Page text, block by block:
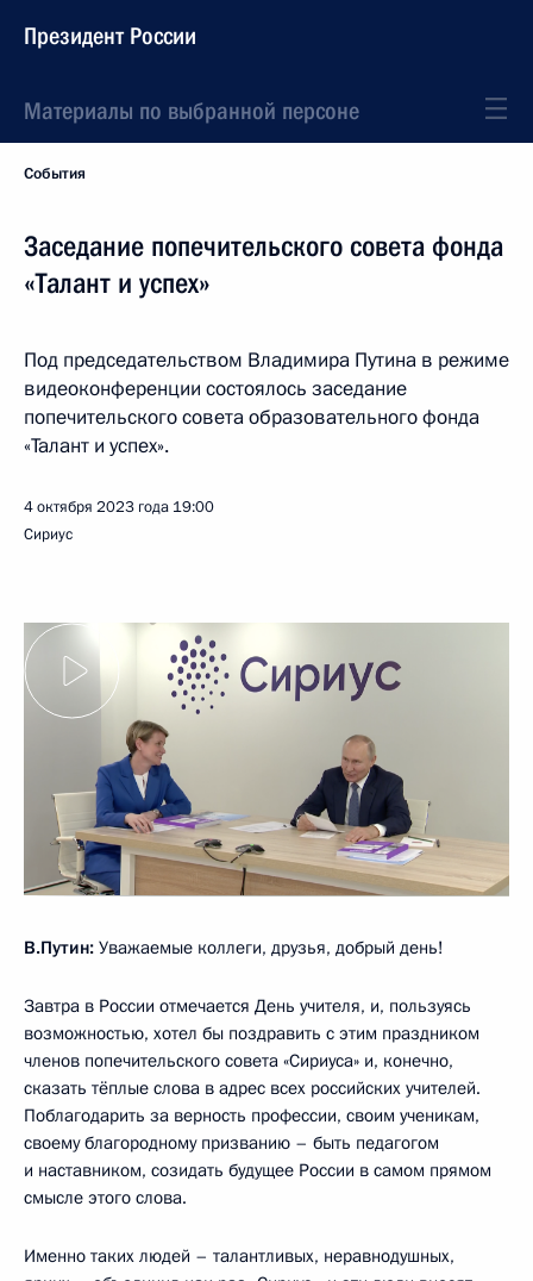
Президент России
Материалы по выбранной персоне
События
Заседание попечительского совета фонда
«Талант и успех»
Под председательством Владимира Путина в режиме
видеоконференции состоялось заседание
попечительского совета образовательного фонда
«Талант и успех».
4 октября 2023 года 19:00
Сириус
В.Путин: Уважаемые коллеги, друзья, добрый день!
Завтра в России отмечается День учителя, и, пользуясь
возможностью, хотел бы поздравить с этим праздником
членов попечительского совета «Сириуса» и, конечно,
сказать тёплые слова в адрес всех российских учителей.
Поблагодарить за верность профессии, своим ученикам,
своему благородному призванию – быть педагогом
и наставником, созидать будущее России в самом прямом
смысле этого слова.
Именно таких людей – талантливых, неравнодушных,